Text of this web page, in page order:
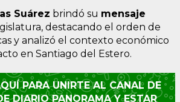
Suárez brindó su mensaje
destacando el orden de
y analizó el contexto económico
en Santiago del Estero.
PARA UNIRTE AL CANAL DE
DIARIO PANORAMA Y ESTAR